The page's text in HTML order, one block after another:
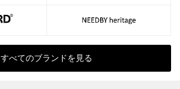
すべてのブランドを見る